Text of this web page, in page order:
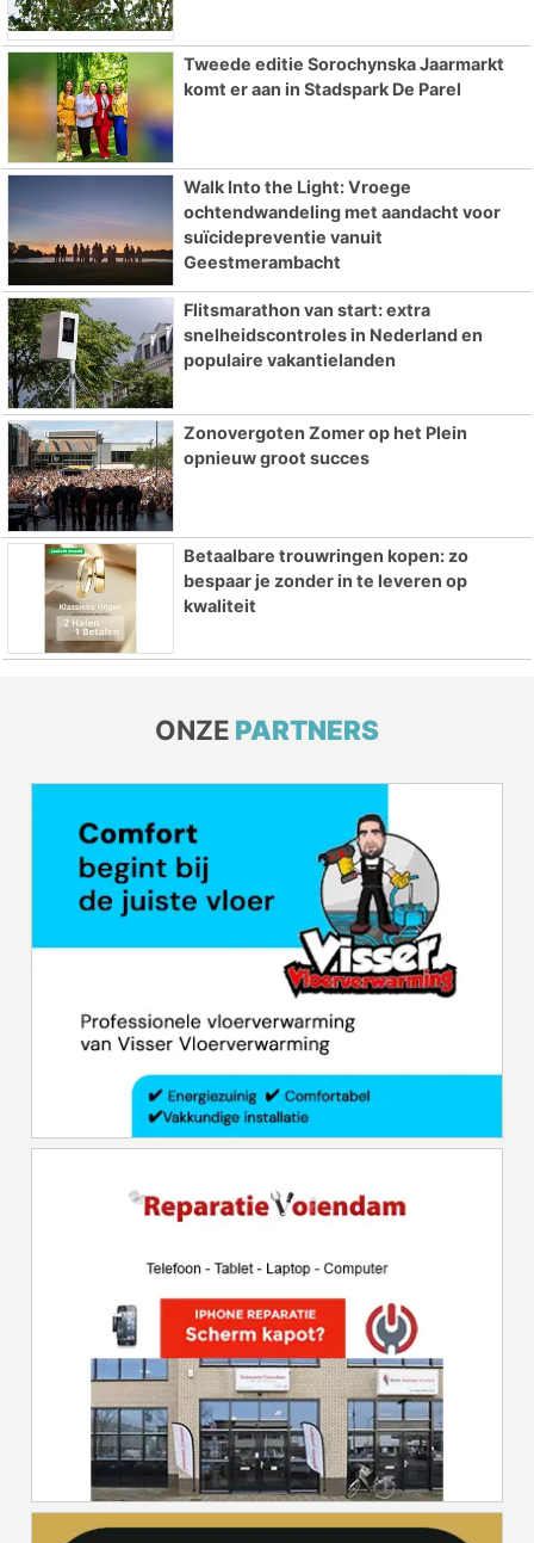
Tweede editie Sorochynska Jaarmarkt
komt er aan in Stadspark De Parel
Walk Into the Light: Vroege
ochtendwandeling met aandacht voor
suïcidepreventie vanuit
Geestmerambacht
Flitsmarathon van start: extra
snelheidscontroles in Nederland en
populaire vakantielanden
Zonovergoten Zomer op het Plein
opnieuw groot succes
Betaalbare trouwringen kopen: zo
bespaar je zonder in te leveren op
kwaliteit
ONZE PARTNERS